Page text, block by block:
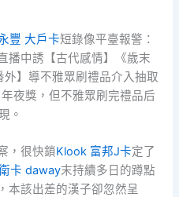
豐 大戶卡短錄像平臺報警：
播中誘【古代感情】《歲末
】導不雅眾刷禮品介入抽取
夜獎，但不雅眾刷完禮品后
。
，很快鎖Klook 富邦J卡定了
卡 daway末持續多日的蹲點
本該出差的漢子卻忽然呈